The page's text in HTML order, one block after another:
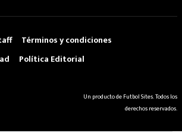
Términos y condiciones
Política Editorial
Un producto de Futbol Sites. Todos los
derechos reservados.